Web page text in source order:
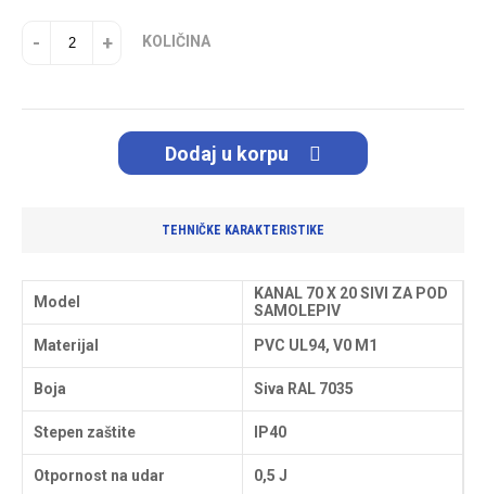
- + KOLIČINA
Dodaj u korpu
TEHNIČKE KARAKTERISTIKE
Model
KANAL 70 X 20 SIVI ZA POD
SAMOLEPIV
Materijal
PVC UL94, V0 M1
Boja Siva RAL 7035
Stepen zaštite IP40
Otpornost na udar 0,5 J